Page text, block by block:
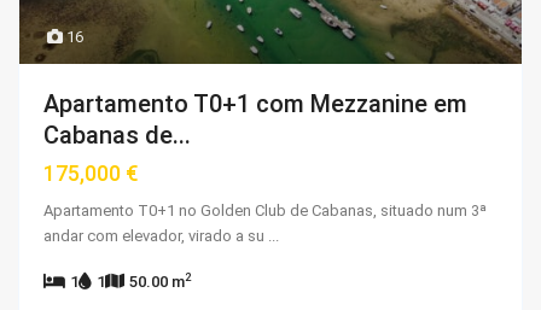
16
Apartamento T0+1 com Mezzanine em
Cabanas de...
175,000 €
Apartamento T0+1 no Golden Club de Cabanas, situado num 3ª
andar com elevador, virado a su
1 1 50.00 m2